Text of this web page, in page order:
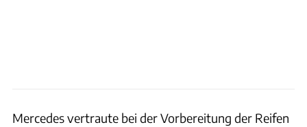
Mercedes vertraute bei der Vorbereitung der Reifen